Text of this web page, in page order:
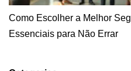
Como Escolher a Melhor
Essenciais para Não Errar